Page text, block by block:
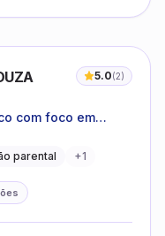
5.0(2)
com foco em
e
parental +1